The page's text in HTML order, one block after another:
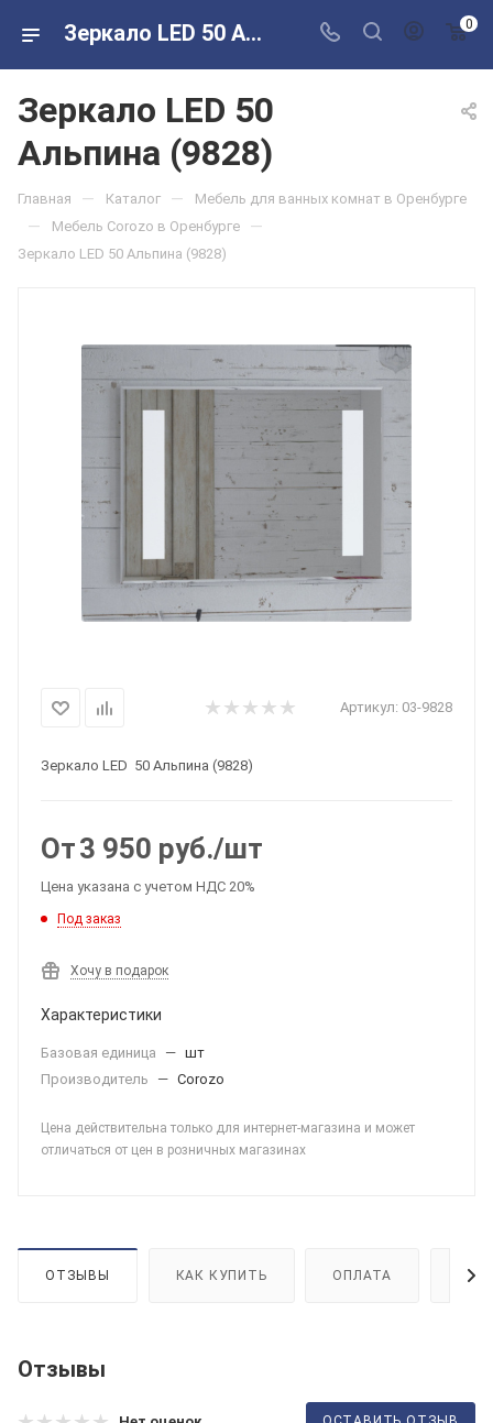
Зеркало LED 50 Альпина (9828) в розничных магазинах Сантехторг 0
Зеркало LED 50
Альпина (9828)
Главная — Каталог — Мебель для ванных комнат в Оренбурге
— Мебель Corozo в Оренбурге —
Зеркало LED 50 Альпина (9828)
Артикул: 03-9828
Зеркало LED 50 Альпина (9828)
От3 950 руб./шт
Цена указана с учетом НДС 20%
Под заказ
Хочу в подарок
Характеристики
Базовая единица — шт
Производитель
— Corozo
Цена действительна только для интернет-магазина и может
отличаться от цен в розничных магазинах
ОТЗЫВЫ КАК КУПИТЬ ОПЛАТА
Отзывы